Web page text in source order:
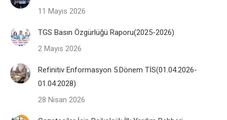
11 Mayıs 2026
TGS Basın Özgürlüğü Raporu(2025-2026)
2 Mayıs 2026
Refinitiv Enformasyon 5.Dönem TİS(01.04.2026-
01.04.2028)
28 Nisan 2026